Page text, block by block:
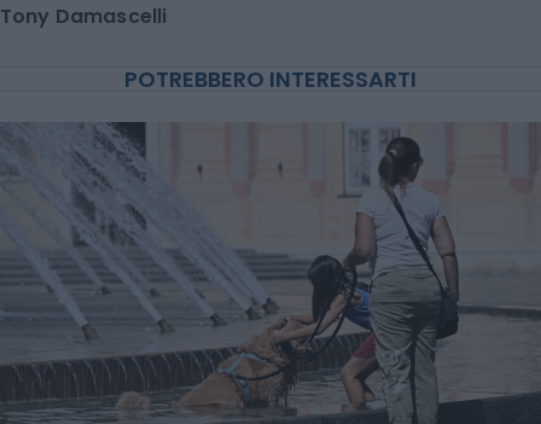
Tony Damascelli
POTREBBERO INTERESSARTI